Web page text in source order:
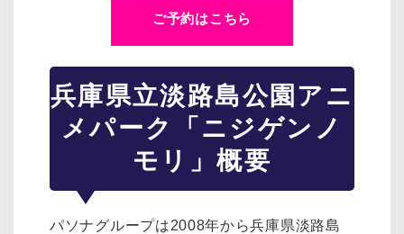
ご予約はこちら
兵庫県立淡路島公園アニ
メパーク「ニジゲンノ
モリ」概要
パソナグループは2008年から兵庫県淡路島